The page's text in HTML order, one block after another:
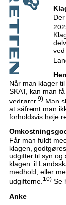
Når man klager
SKAT, kan man
vedrører. 9)Man
at såfremt man
forholdsvis høje
Får man fuldt
klagen,
udgifter til syn og
klagen til
medhold, eller
udgifterne. 10)Se
Anke